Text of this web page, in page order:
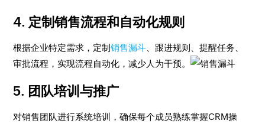
4. 定制销售流程和自动化规则
根据企业特定需求，定制销售漏斗 、跟进规则、提醒任务、
审批流程，实现流程自动化，减少人为干预。
5. 团队培训与推广
对销售团队进行系统培训，确保每个成员熟练掌握CRM操